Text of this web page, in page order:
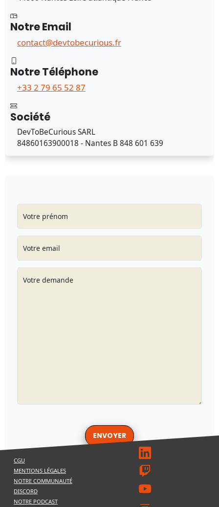
Notre Email
contact@devtobecurious.fr
Notre Téléphone
+33 2 79 65 52 87
Société
DevToBeCurious SARL
84860163900018 - Nantes B 848 601 639
Votre prénom
Votre email
Votre demande
ENVOYER
CGU
MENTIONS LÉGALES
NOTRE COMMUNAUTÉ
DISCORD
NOTRE PODCAST